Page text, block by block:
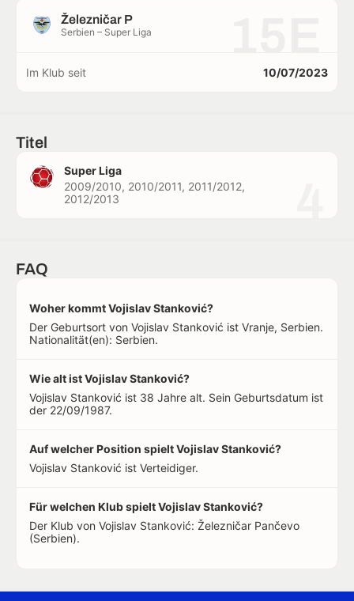
Železničar P
Serbien – Super Liga
Im Klub seit 10/07/2023
Titel
Super Liga
2009/2010, 2010/2011, 2011/2012,
2012/2013
FAQ
Woher kommt Vojislav Stanković?
Der Geburtsort von Vojislav Stanković ist Vranje, Serbien.
Nationalität(en): Serbien.
Wie alt ist Vojislav Stanković?
Vojislav Stanković ist 38 Jahre alt. Sein Geburtsdatum ist
der 22/09/1987.
Auf welcher Position spielt Vojislav Stanković?
Vojislav Stanković ist Verteidiger.
Für welchen Klub spielt Vojislav Stanković?
Der Klub von Vojislav Stanković: Železničar Pančevo
(Serbien).